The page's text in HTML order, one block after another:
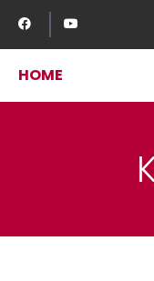
HOME